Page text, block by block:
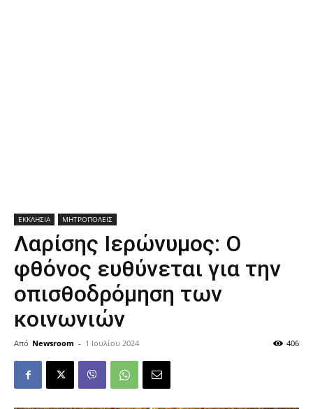
ΕΚΚΛΗΣΙΑ ΜΗΤΡΟΠΟΛΕΙΣ
Λαρίσης Ιερώνυμος: Ο
φθόνος ευθύνεται για την
οπισθοδρόμηση των
κοινωνιών
Από Newsroom - 1 Ιουλίου 2024 406